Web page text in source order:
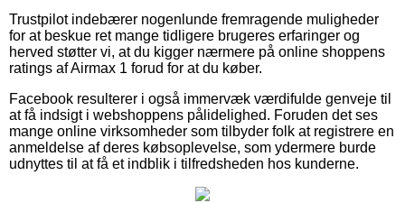
Trustpilot indebærer nogenlunde fremragende muligheder
for at beskue ret mange tidligere brugeres erfaringer og
herved støtter vi, at du kigger nærmere på online shoppens
ratings af Airmax 1 forud for at du køber.
Facebook resulterer i også immervæk værdifulde genveje til
at få indsigt i webshoppens pålidelighed. Foruden det ses
mange online virksomheder som tilbyder folk at registrere en
anmeldelse af deres købsoplevelse, som ydermere burde
udnyttes til at få et indblik i tilfredsheden hos kunderne.